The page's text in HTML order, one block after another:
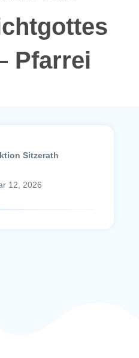
Pfarrei
Sitzerath
12, 2026